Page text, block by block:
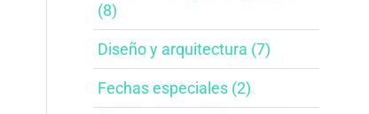
(8)
Diseño y arquitectura​ (7)
Fechas especiales​ (2)